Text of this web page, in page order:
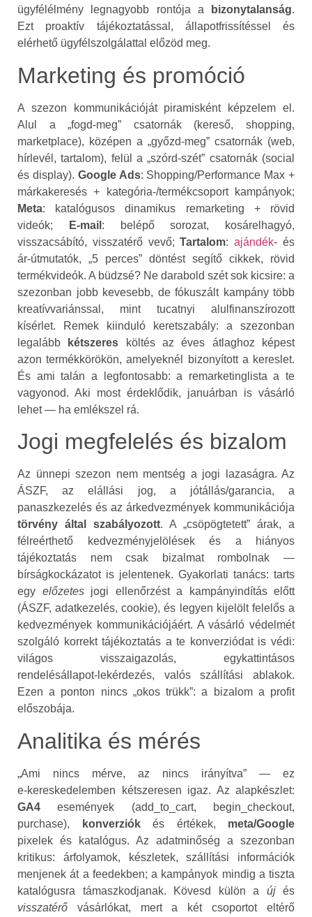
ügyfélélmény legnagyobb rontója a
bizonytalanság.
Ezt proaktív tájékoztatással, állapotfrissítéssel és
elérhető ügyfélszolgálattal előzöd meg.
Marketing és promóció
A szezon kommunikációját piramisként képzelem el.
Alul a „fogd‑meg” csatornák (kereső, shopping,
marketplace), középen a „győzd‑meg” csatornák (web,
hírlevél, tartalom), felül a „szórd‑szét” csatornák (social
és display). Google Ads: Shopping/Performance Max +
márkakeresés + kategória‑/termékcsoport kampányok;
Meta: katalógusos dinamikus remarketing + rövid
videók;
E‑mail : belépő sorozat, kosárelhagyó,
visszacsábító, visszatérő vevő;Tartalom:ajándék‑ és
ár‑útmutatók, „5 perces” döntést segítő cikkek, rövid
termékvideók. A büdzsé? Ne darabold szét sok kicsire: a
szezonban jobb kevesebb, de fókuszált kampány több
kreatívvariánssal, mint tucatnyi alulfinanszírozott
kísérlet. Remek kiinduló keretszabály: a szezonban
legalább
kétszeres költés az éves átlaghoz képest
azon termékkörökön, amelyeknél bizonyított a kereslet.
És ami talán a legfontosabb: a remarketinglista a te
vagyonod. Aki most érdeklődik, januárban is vásárló
lehet — ha emlékszel rá.
Jogi megfelelés és bizalom
Az ünnepi szezon nem mentség a jogi lazaságra. Az
ÁSZF, az elállási jog, a jótállás/garancia, a
panaszkezelés és az árkedvezmények kommunikációja
törvény által szabályozott. A „csöpögtetett” árak, a
félreérthető kedvezményjelölések és a hiányos
tájékoztatás nem csak bizalmat rombolnak —
bírságkockázatot is jelentenek. Gyakorlati tanács: tarts
egy előzetesjogi ellenőrzést a kampányindítás előtt
(ÁSZF, adatkezelés, cookie), és legyen kijelölt felelős a
kedvezmények kommunikációjáért. A vásárló védelmét
szolgáló korrekt tájékoztatás a te konverziódat is védi:
világos visszaigazolás, egykattintásos
rendelésállapot‑lekérdezés, valós szállítási ablakok.
Ezen a ponton nincs „okos trükk”: a bizalom a profit
előszobája.
Analitika és mérés
„Ami nincs mérve, az nincs irányítva” — ez
e‑kereskedelemben kétszeresen igaz. Az alapkészlet:
GA4 események (add_to_cart, begin_checkout,
purchase),
konverziókés értékek, meta/Google
pixelek és katalógus. Az adatminőség a szezonban
kritikus: árfolyamok, készletek, szállítási információk
menjenek át a feedekben; a kampányok mindig a tiszta
katalógusra támaszkodjanak. Kövesd külön a újés
visszatérő vásárlókat, mert a két csoportot eltérő